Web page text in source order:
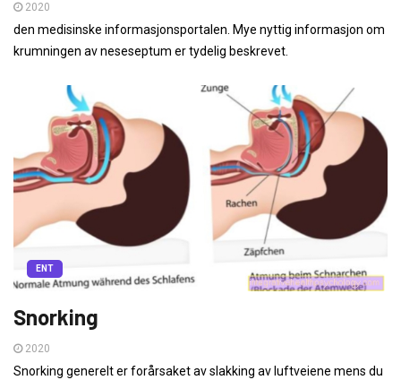
2020
den medisinske informasjonsportalen. Mye nyttig informasjon om
krumningen av neseseptum er tydelig beskrevet.
ENT
Snorking
2020
Snorking generelt er forårsaket av slakking av luftveiene mens du